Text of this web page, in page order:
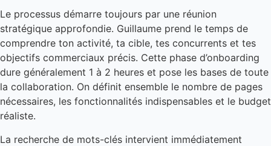
Le processus démarre toujours par une réunion
stratégique approfondie. Guillaume prend le temps de
comprendre ton activité, ta cible, tes concurrents et tes
objectifs commerciaux précis. Cette phase d’onboarding
dure généralement 1 à 2 heures et pose les bases de toute
la collaboration. On définit ensemble le nombre de pages
nécessaires, les fonctionnalités indispensables et le budget
réaliste.
La recherche de mots-clés intervient immédiatement